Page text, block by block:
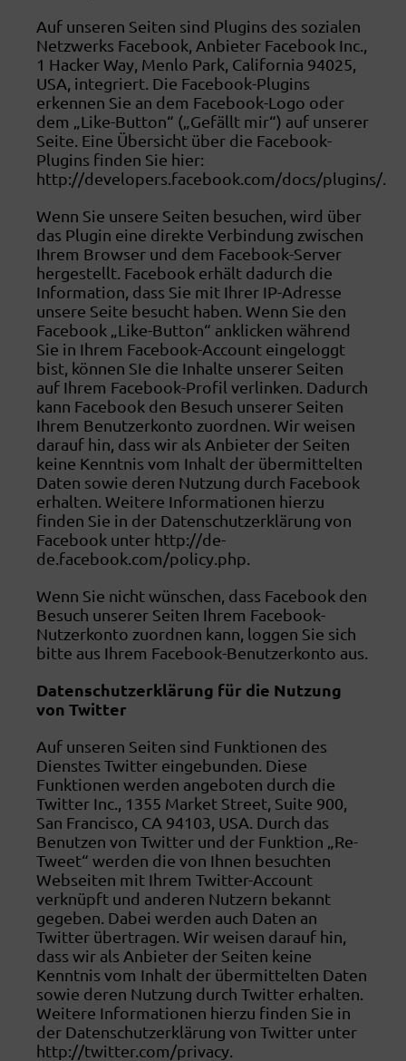
Auf unseren Seiten sind Plugins des sozialen
Netzwerks Facebook, Anbieter Facebook Inc.,
1 Hacker Way, Menlo Park, California 94025,
USA, integriert. Die Facebook-Plugins
erkennen Sie an dem Facebook-Logo oder
dem „Like-Button“ („Gefällt mir“) auf unserer
Seite. Eine Übersicht über die Facebook-
Plugins finden Sie hier:
http://developers.facebook.com/docs/plugins/.
Wenn Sie unsere Seiten besuchen, wird über
das Plugin eine direkte Verbindung zwischen
Ihrem Browser und dem Facebook-Server
hergestellt. Facebook erhält dadurch die
Information, dass Sie mit Ihrer IP-Adresse
unsere Seite besucht haben. Wenn Sie den
Facebook „Like-Button“ anklicken während
Sie in Ihrem Facebook-Account eingeloggt
bist, können SIe die Inhalte unserer Seiten
auf Ihrem Facebook-Profil verlinken. Dadurch
kann Facebook den Besuch unserer Seiten
Ihrem Benutzerkonto zuordnen. Wir weisen
darauf hin, dass wir als Anbieter der Seiten
keine Kenntnis vom Inhalt der übermittelten
Daten sowie deren Nutzung durch Facebook
erhalten. Weitere Informationen hierzu
finden Sie in der Datenschutzerklärung von
Facebook unter http://de-
de.facebook.com/policy.php.
Wenn Sie nicht wünschen, dass Facebook den
Besuch unserer Seiten Ihrem Facebook-
Nutzerkonto zuordnen kann, loggen Sie sich
bitte aus Ihrem Facebook-Benutzerkonto aus.
Datenschutzerklärung für die Nutzung
von Twitter
Auf unseren Seiten sind Funktionen des
Dienstes Twitter eingebunden. Diese
Funktionen werden angeboten durch die
Twitter Inc., 1355 Market Street, Suite 900,
San Francisco, CA 94103, USA. Durch das
Benutzen von Twitter und der Funktion „Re-
Tweet“ werden die von Ihnen besuchten
Webseiten mit Ihrem Twitter-Account
verknüpft und anderen Nutzern bekannt
gegeben. Dabei werden auch Daten an
Twitter übertragen. Wir weisen darauf hin,
dass wir als Anbieter der Seiten keine
Kenntnis vom Inhalt der übermittelten Daten
sowie deren Nutzung durch Twitter erhalten.
Weitere Informationen hierzu finden Sie in
der Datenschutzerklärung von Twitter unter
http://twitter.com/privacy.